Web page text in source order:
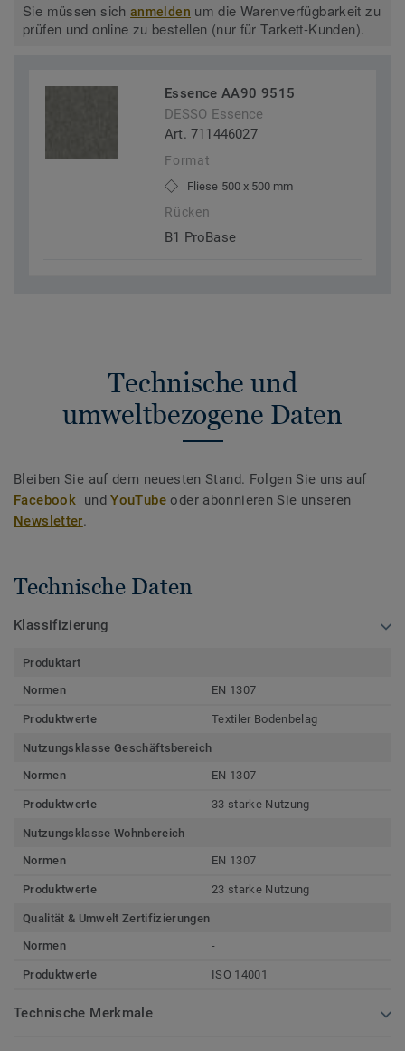
Sie müssen sichanmelden um die Warenverfügbarkeit zu
prüfen und online zu bestellen (nur für Tarkett-Kunden).
Essence AA90 9515
DESSO Essence
Art. 711446027
Format
Fliese 500 x 500 mm
Rücken
B1 ProBase
Technische und
umweltbezogene Daten
Bleiben Sie auf dem neuesten Stand. Folgen Sie uns auf
Facebook undYouTubeoder abonnieren Sie unseren
Newsletter.
Technische Daten
Klassifizierung
Produktart
Normen
EN 1307
Produktwerte Textiler Bodenbelag
Nutzungsklasse Geschäftsbereich
Normen
EN 1307
Produktwerte 33 starke Nutzung
Nutzungsklasse Wohnbereich
Normen
EN 1307
Produktwerte 23 starke Nutzung
Qualität & Umwelt Zertifizierungen
Normen
-
Produktwerte ISO 14001
Technische Merkmale